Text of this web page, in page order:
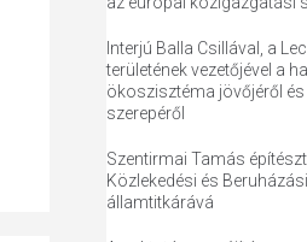
Interjú Balla Csillával, a
területének vezetőjével a
ökoszisztéma jövőjéről
szerepéről
Szentirmai Tamás
Közlekedési és
államtitkárává